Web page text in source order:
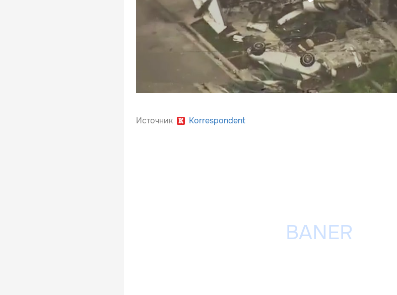
Источник Korrespondent